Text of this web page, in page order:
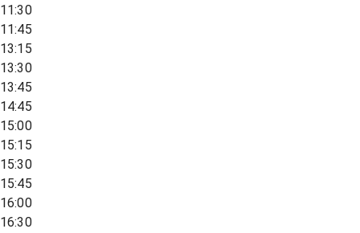
11:30
11:45
13:15
13:30
13:45
14:45
15:00
15:15
15:30
15:45
16:00
16:30